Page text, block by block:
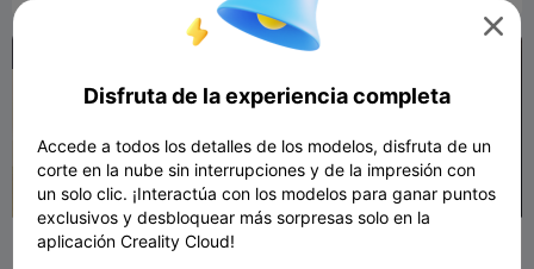
Mesa/Casa para gato,
conejo, chinchilla - MOKA

Disfruta de la experiencia completa
Accede a todos los detalles de los modelos, disfruta de un
corte en la nube sin interrupciones y de la impresión con
un solo clic. ¡Interactúa con los modelos para ganar puntos
exclusivos y desbloquear más sorpresas solo en la
aplicación Creality Cloud!